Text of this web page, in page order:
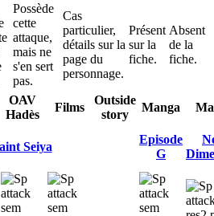
Possède
cette
attaque,
mais ne
s'en sert
pas.
Cas
particulier,
détails sur la
page du
personnage.
Présent
sur la
fiche.
Absent
de la
fiche.
OAV
Hadès
Films
Outside
story
Manga
Seiya
Episode
G